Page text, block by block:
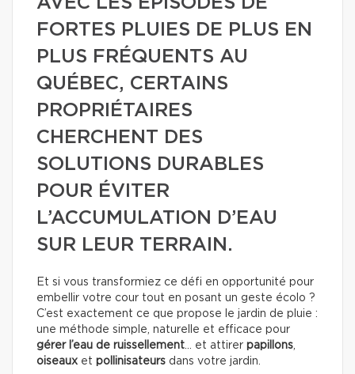
FORTES PLUIES DE PLUS EN
PLUS FRÉQUENTS AU
QUÉBEC, CERTAINS
PROPRIÉTAIRES
CHERCHENT DES
SOLUTIONS DURABLES
POUR ÉVITER
L’ACCUMULATION D’EAU
SUR LEUR TERRAIN.
Et si vous transformiez ce défi en opportunité pour
embellir votre cour tout en posant un geste écolo ?
C’est exactement ce que propose le jardin de pluie :
une méthode simple, naturelle et efficace pour
gérer l’eau de ruissellement… et attirer papillons,
oiseaux et pollinisateurs dans votre jardin.